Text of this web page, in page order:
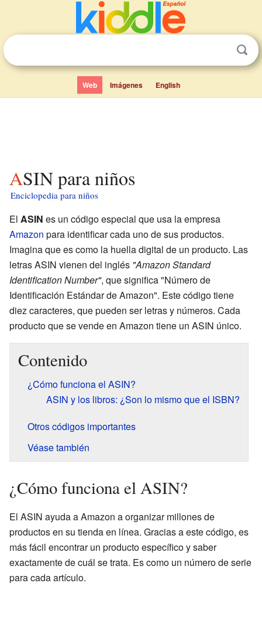
Web Imágenes English
ASIN para niños
Enciclopedia para niños
El ASIN es un código especial que usa la empresa
Amazon para identificar cada uno de sus productos.
Imagina que es como la huella digital de un producto. Las
letras ASIN vienen del inglés "Amazon Standard
Identification Number", que significa "Número de
Identificación Estándar de Amazon". Este código tiene
diez caracteres, que pueden ser letras y números. Cada
producto que se vende en Amazon tiene un ASIN único.
Contenido
¿Cómo funciona el ASIN?
ASIN y los libros: ¿Son lo mismo que el ISBN?
Otros códigos importantes
Véase también
¿Cómo funciona el ASIN?
El ASIN ayuda a Amazon a organizar millones de
productos en su tienda en línea. Gracias a este código, es
más fácil encontrar un producto específico y saber
exactamente de cuál se trata. Es como un número de serie
para cada artículo.